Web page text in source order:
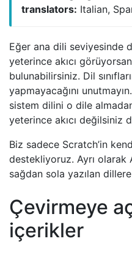
translators: Italian,
Eğer ana dili seviyesinde
yeterince akıcı
bulunabilirsiniz. Dil
yapmayacağını
sistem dilini o dile
yeterince akıcı değilsiniz
Biz sadece Scratch’in
destekliyoruz. Ayrı
sağdan sola yazılan
Çevirmeye
içerikler